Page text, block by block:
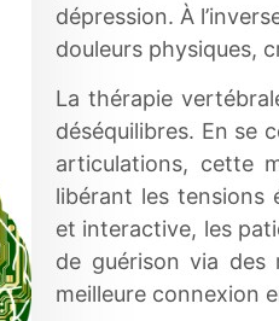
dépression. À
douleurs physiques,
La thérapie
déséquilibres. En se
articulations, cette
libérant les tensions
et interactive, les
de guérison via des
meilleure connexion